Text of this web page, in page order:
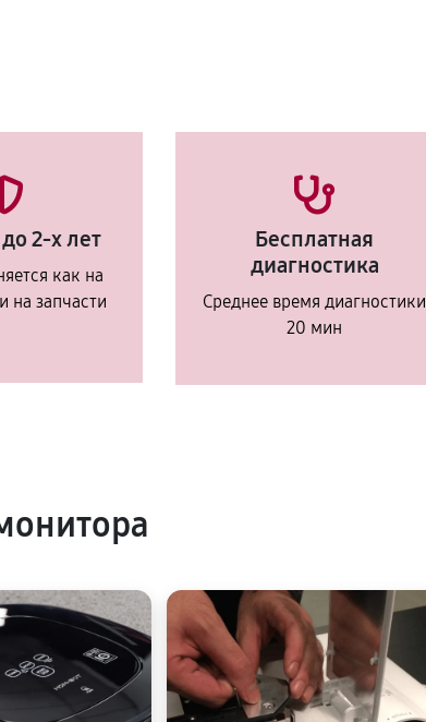
2-х лет
как на
на запчасти
Бесплатная
диагностика
Среднее время диагностики
20 мин